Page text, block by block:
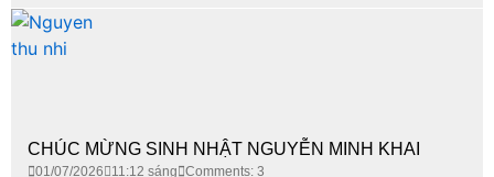
CHÚC MỪNG SINH NHẬT NGUYỄN MINH KHAI
01/07/2026 11:12 sáng Comments: 3